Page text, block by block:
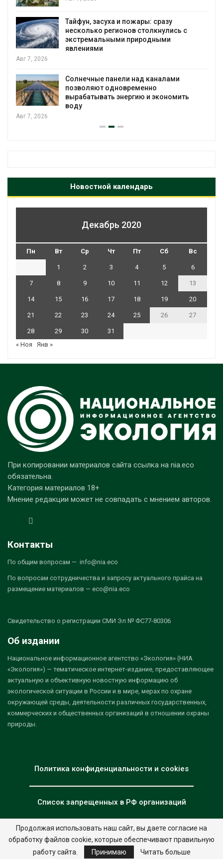
с
МЕГА и ВкусВилл установили
экообменники для сбора
Авг 6, 2026
воду из воздуха с помощью ветра
Авг 6, 2026
Новостной календарь
Декабрь 2020
Пн Вт Ср Чт Пт Сб Вс
1 2 3 4 5 6
7 8 9 10 11 12 13
14 15 16 17 18 19 20
21 22 23 24 25 26 27
28 29 30
31
« Ноя
Янв »
При копировании материалов сайта ссылка на nia.eco
обязательна.
Категория материалов 18+
Мнение редакции может не совпадать с мнением авторов.
Контакты
По общим вопросам — info@nia.eco
По вопросам сотрудничества и запросу актуального прайса на
размещение материалов — eco@nia.eco
Свидетельство о регистрации СМИ Эл № ФС77-80306
Об издании
Национальное информационное агентство «Экология» (НИА
«Экология») — тематическое интернет-издание, предоставляющее
актуальную и объективную новостную информацию об
экологической ситуации в России и в мире, мерах по охране
окружающей среды, деятельности различных государственных,
коммерческих и общественных организаций в отношении охраны
природы.
Политика конфиденциальности и cookies
Список запрещенных в РФ организаций
© 2026 - НИА "Экология". Все права защищены. Дизайн:nia.eco
Продолжая использовать наш сайт, вы даете согласие на
обработку файлов cookie, которые обеспечивают правильную
работу сайта.
Принимаю Читать больше